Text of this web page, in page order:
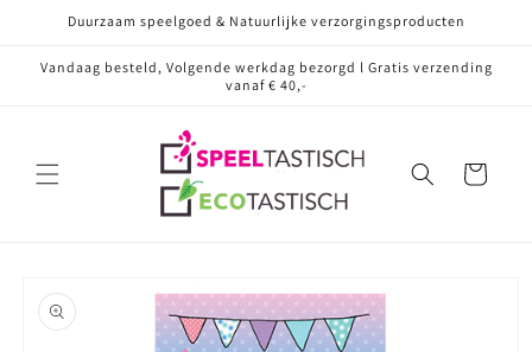
naar de
Duurzaam speelgoed & Natuurlijke verzorgingsproducten
Vandaag besteld, Volgende werkdag bezorgd l Gratis verzending
vanaf € 40,-
Winkelwagen
direct naar